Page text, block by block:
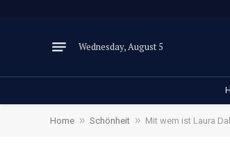
Wednesday, August 5
Home » Schönheit » Mit wem ist Laura